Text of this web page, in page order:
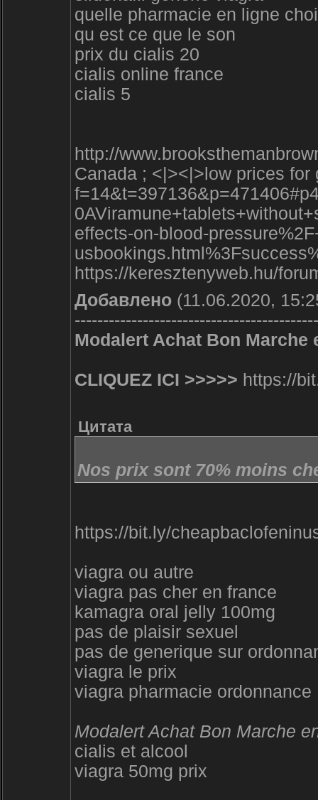
quelle pharmacie en ligne
qu est ce que le son
prix du cialis 20
cialis online france
cialis 5
http://
Canada ; <|><|>low prices
effects-on-blood-
https://keresztenyweb.hu/
Добавлено (11.06.2020,
Modalert Achat Bon
CLIQUEZ ICI >>>>> https://
Цитата
Nos prix sont 70% moins
https://bit.ly/
viagra ou autre
viagra pas cher en france
kamagra oral jelly 100mg
pas de plaisir sexuel
pas de generique sur
viagra le prix
viagra pharmacie ordonnance
Modalert Achat Bon Marche
cialis et alcool
viagra 50mg prix